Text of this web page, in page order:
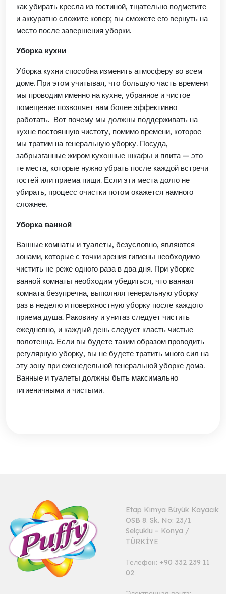
как убирать кресла из гостиной, тщательно подметите
и аккуратно сложите ковер; вы сможете его вернуть на
место после завершения уборки.
Уборка кухни
Уборка кухни способна изменить атмосферу во всем
доме. При этом учитывая, что большую часть времени
мы проводим именно на кухне, убранное и чистое
помещение позволяет нам более эффективно
работать. Вот почему мы должны поддерживать на
кухне постоянную чистоту, помимо времени, которое
мы тратим нагенеральную уборку. Посуда,
забрызганные жиром кухонные шкафы и плита — это
те места, которые нужно убрать после каждой встречи
гостей или приема пищи. Если эти места долго не
убирать, процесс очистки потом окажется намного
сложнее.
Уборка ванной
Ванные комнаты и туалеты, безусловно, являются
зонами, которые с точки зрения гигиены необходимо
чистить не реже одного раза в два дня. При уборке
ванной комнаты необходим убедиться, что ванная
комната безупречна, выполняя генеральную уборку
раз в неделю и поверхностную уборку после каждого
приемадуша. Раковину и унитаз следует чистить
ежедневно, и каждый день следует класть чистые
полотенца. Если вы будете таким образом проводить
регулярную уборку, вы не будете тратить много сил на
эту зону при еженедельной генеральной уборке дома.
Ванные и туалеты должны быть максимально
гигиеничными и чистыми.
Etap Kimya Büyük Kayacık
OSB 8. Sk. No: 23/1
Selçuklu – Konya /
TÜRKİYE
Телефон: +90 332 239 11
02